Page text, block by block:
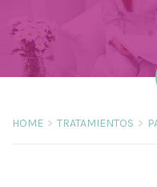
HOME TRATAMIENTOS